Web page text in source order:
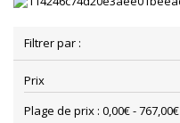
Filtrer par :
Prix
Plage de prix : 0,00€ - 767,00€